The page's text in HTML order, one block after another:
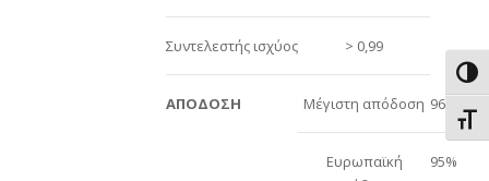
Συντελεστής ισχύος > 0,99
ΑΠΟΔΟΣΗ Μέγιστη απόδοση 96%
Ευρωπαϊκή
95%